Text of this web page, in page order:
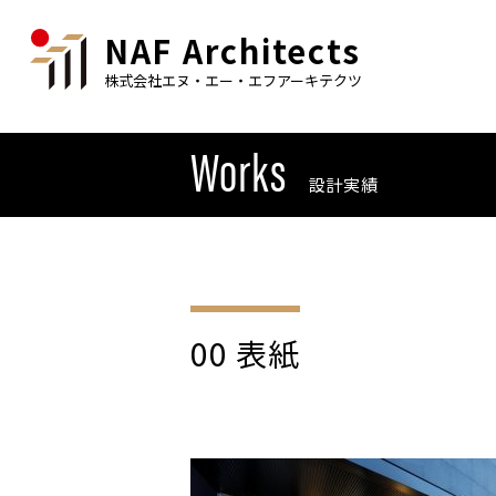
NAF Architects
株式会社エヌ・エー・エフアーキテクツ
Works 設計実績
00 表紙